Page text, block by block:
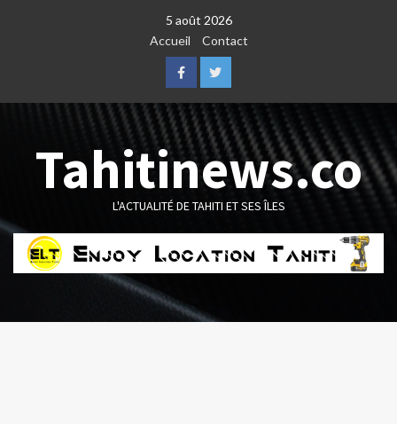
5 août 2026
Accueil
Contact
FacebookTwitter
Tahitinews.co
L'ACTUALITÉ DE TAHITI ET SES ÎLES